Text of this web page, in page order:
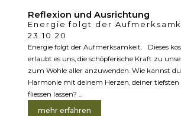
Reflexion und Ausrichtung
Energie folgt der
23.10.20
Energie folgt der Aufmerksamkeit. Dieses
erlaubt es uns, die schöpferische Kraft zu
zum Wohle aller anzuwenden. Wie kannst
Harmonie mit deinem Herzen, deiner tiefsten
fliessen lassen? ...
mehr erfahren